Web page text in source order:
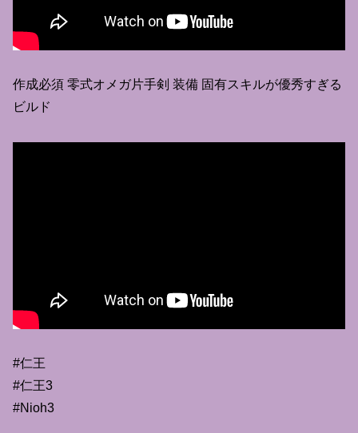
作成必須 零式オメガ片手剣 装備 固有スキルが優秀すぎる
ビルド
#仁王
#仁王3
#Nioh3